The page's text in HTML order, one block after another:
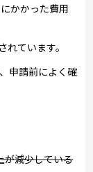
かかった費用
ています。
申請前によく確
が減少している